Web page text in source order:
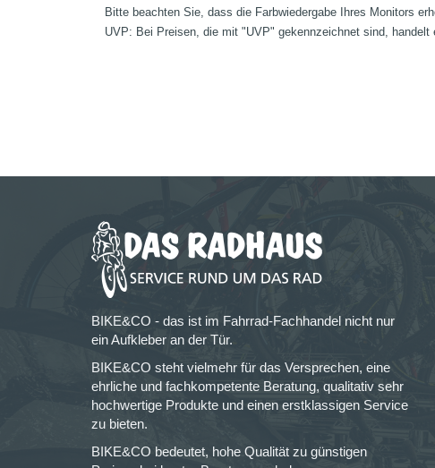
Bitte beachten Sie, dass die Farbwiedergabe Ihres Monitors
UVP: Bei Preisen, die mit "UVP" gekennzeichnet sind,
BIKE&CO - das ist im Fahrrad-Fachhandel nicht nur
ein Aufkleber an der Tür.
BIKE&CO steht vielmehr für das Versprechen, eine
ehrliche und fachkompetente Beratung, qualitativ sehr
hochwertige Produkte und einen erstklassigen Service
zu bieten.
BIKE&CO bedeutet, hohe Qualität zu günstigen